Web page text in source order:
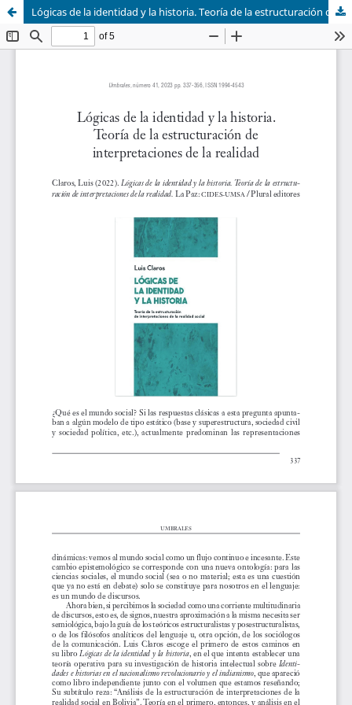
Lógicas de la identidad y la historia. Teoría de la estructuración de interpretaciones de la realidad de Luis Claros